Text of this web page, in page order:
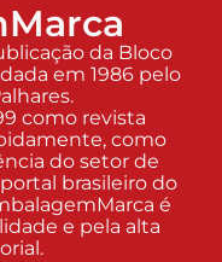
da Bloco
em 1986 pelo
como revista
como
do setor de
brasileiro do
é
e pela alta